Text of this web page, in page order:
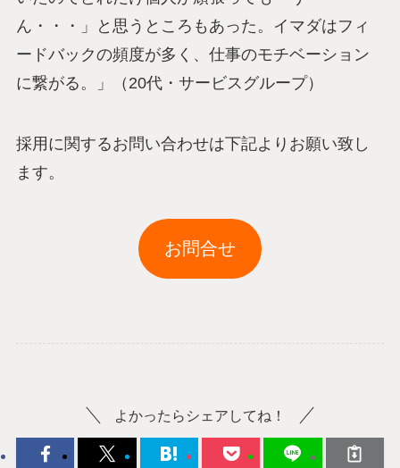
ん・・・」と思うところもあった。イマダはフィ
ードバックの頻度が多く、仕事のモチベーション
に繋がる。」（20代・サービスグループ）
採用に関するお問い合わせは下記よりお願い致し
ます。
お問合せ
よかったらシェアしてね！